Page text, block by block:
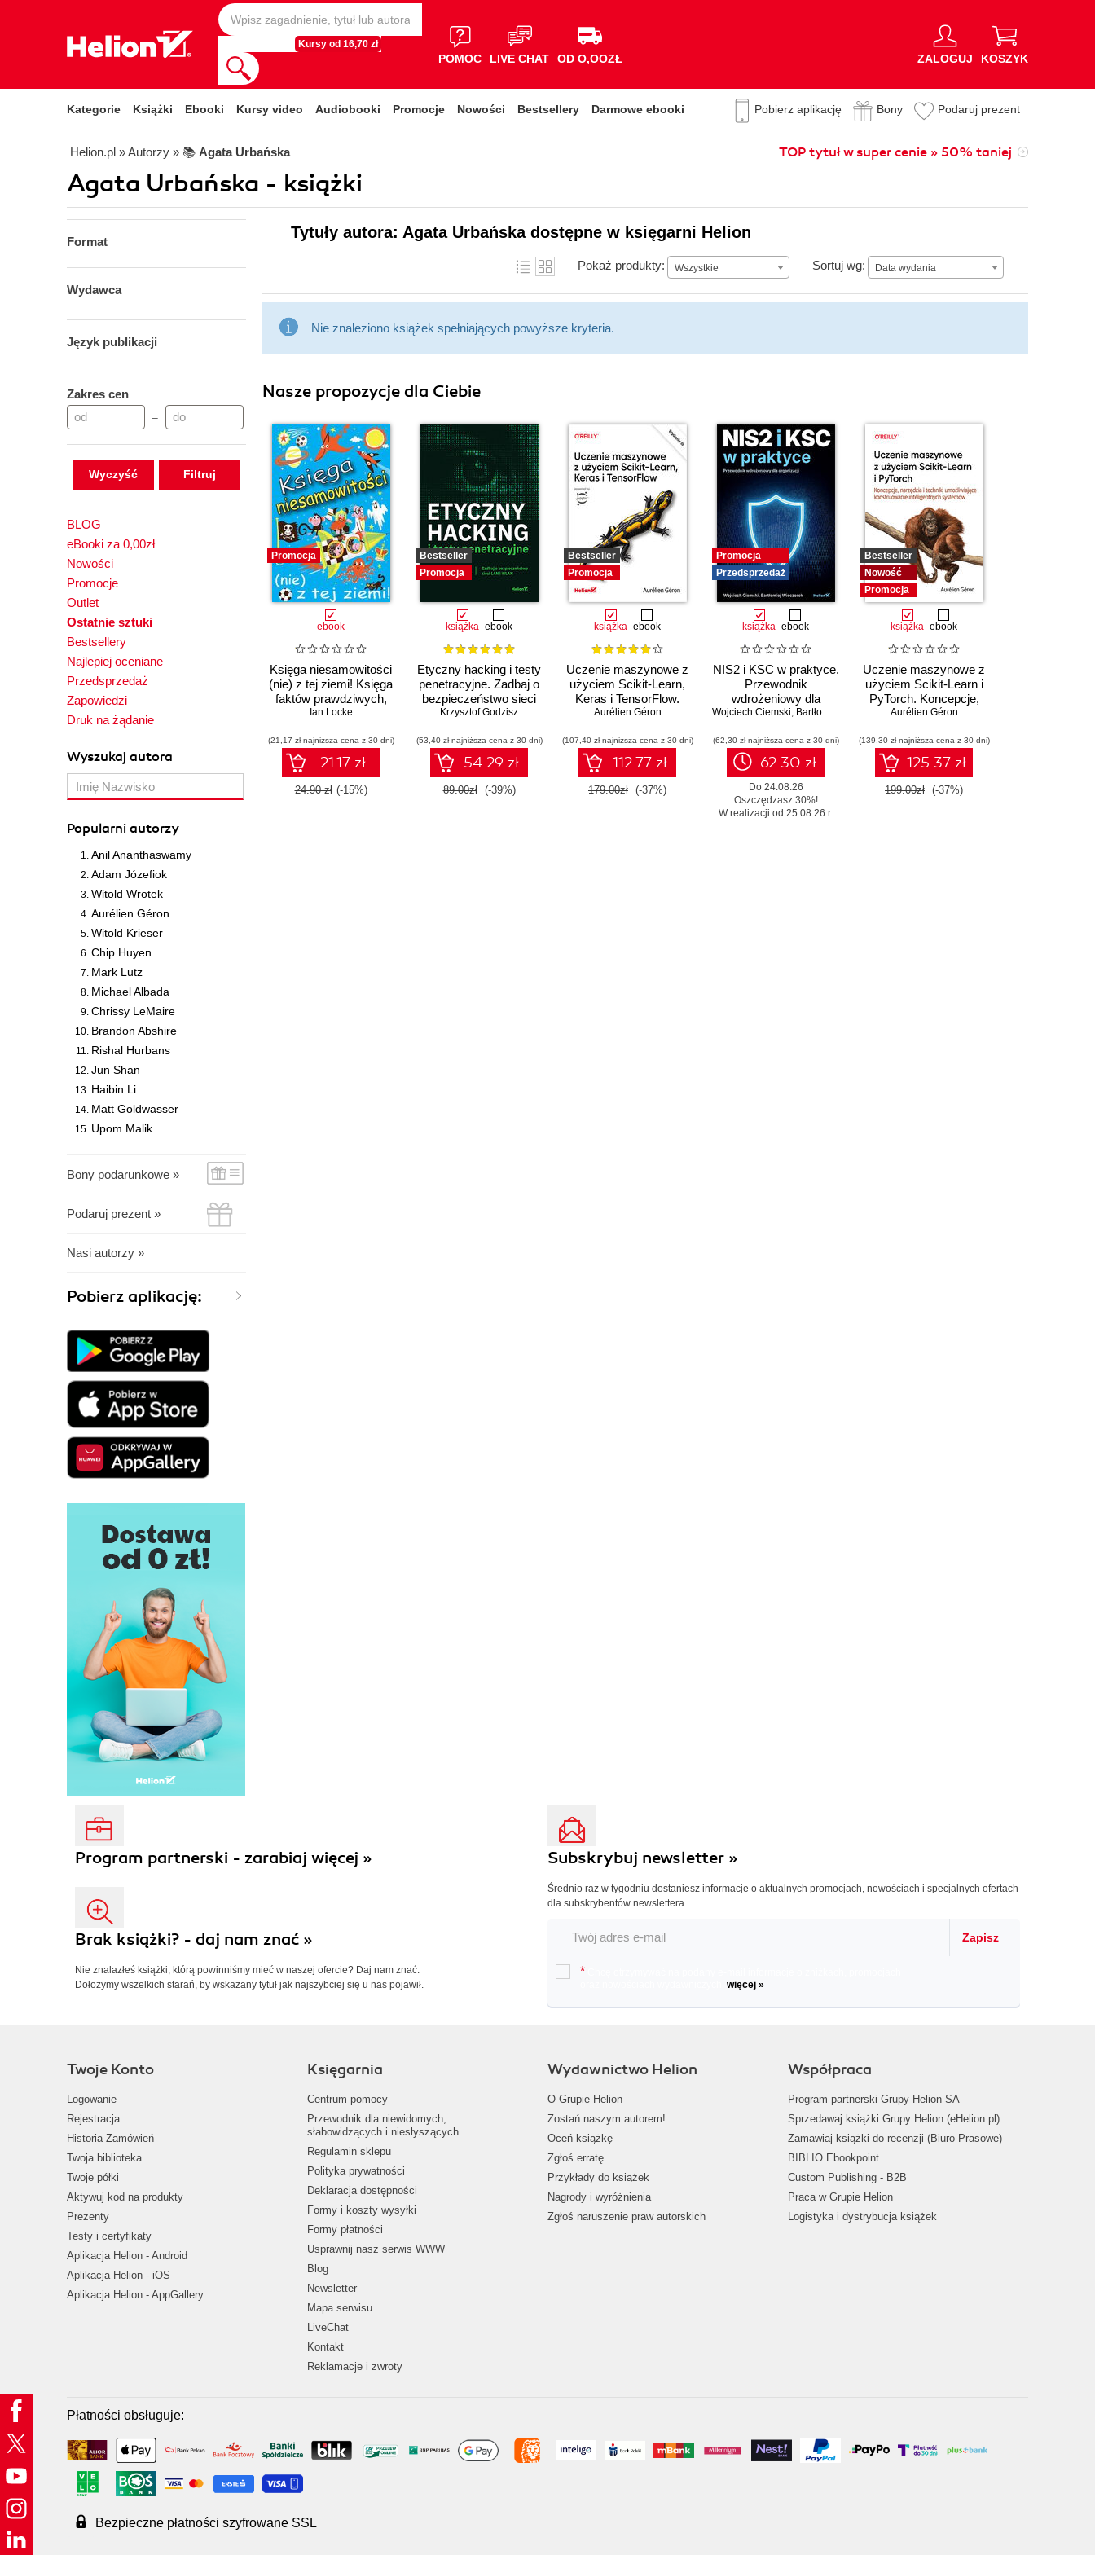
Kursy od 16,70 zł
POMOC LIVE CHAT OD O,OOZŁ ZALOGUJ KOSZYK
Kategorie Książki Ebooki Kursy video Audiobooki Promocje Nowości Bestsellery Darmowe ebooki Pobierz aplikację Bony Podaruj prezent
Helion.pl » Autorzy » 📚 Agata Urbańska TOP tytuł w super cenie » 50% taniej
Agata Urbańska - książki
Format
Wydawca
Język publikacji
Zakres cen
–
Wyczyść
BLOG
eBooki za 0,00zł
Nowości
Promocje
Outlet
Ostatnie sztuki
Bestsellery
Najlepiej oceniane
Przedsprzedaż
Zapowiedzi
Druk na żądanie
Wyszukaj autora
Popularni autorzy
Anil Ananthaswamy
Adam Józefiok
Witold Wrotek
Aurélien Géron
Witold Krieser
Chip Huyen
Mark Lutz
Michael Albada
Chrissy LeMaire
Brandon Abshire
Rishal Hurbans
Jun Shan
Haibin Li
Matt Goldwasser
Upom Malik
Bony podarunkowe »
Podaruj prezent »
Nasi autorzy »
Pobierz aplikację:
Tytuły autora: Agata Urbańska dostępne w księgarni Helion
Pokaż produkty: Wszystkie Sortuj wg: Data wydania
Data wydania
Nie znaleziono książek spełniających powyższe kryteria.
Nasze propozycje dla Ciebie
Promocja
ebook
Księga niesamowitości
(nie) z tej ziemi! Księga
faktów prawdziwych,
choć niezwykłych
Ian Locke
(21,17 zł najniższa cena z 30 dni)
21.17 zł
24.90 zł (-15%)
Bestseller
Promocja
książka ebook
Etyczny hacking i testy
penetracyjne. Zadbaj o
bezpieczeństwo sieci
LAN i WLAN
Krzysztof Godzisz
(53,40 zł najniższa cena z 30 dni)
54.29 zł
89.00zł (-39%)
Bestseller
Promocja
książka ebook
Uczenie maszynowe z
użyciem Scikit-Learn,
Keras i TensorFlow.
Wydanie III
Aurélien Géron
(107,40 zł najniższa cena z 30 dni)
112.77 zł
179.00zł (-37%)
Promocja
Przedsprzedaż
książka ebook
NIS2 i KSC w praktyce.
Przewodnik
wdrożeniowy dla
organizacji
Wojciech Ciemski, Bartłomiej Wieczorek
(62,30 zł najniższa cena z 30 dni)
62.30 zł
Do 24.08.26
Oszczędzasz 30%!
W realizacji od 25.08.26 r.
Bestseller
Nowość
Promocja
książka ebook
Uczenie maszynowe z
użyciem Scikit-Learn i
PyTorch. Koncepcje,
narzędzia i techniki
konstruowanie
inteligentnych
systemów
Aurélien Géron
(139,30 zł najniższa cena z 30 dni)
125.37 zł
199.00zł (-37%)
Program partnerski - zarabiaj więcej »
Brak książki? - daj nam znać »
Nie znalazłeś książki, którą powinniśmy mieć w naszej ofercie? Daj nam znać.
Dołożymy wszelkich starań, by wskazany tytuł jak najszybciej się u nas pojawił.
Subskrybuj newsletter »
Średnio raz w tygodniu dostaniesz informacje o aktualnych promocjach, nowościach i specjalnych ofertach
dla subskrybentów newslettera.
Zapisz
*
więcej »
Twoje Konto
Logowanie
Rejestracja
Historia Zamówień
Twoja biblioteka
Twoje półki
Aktywuj kod na produkty
Prezenty
Testy i certyfikaty
Aplikacja Helion - Android
Aplikacja Helion - iOS
Aplikacja Helion - AppGallery
Księgarnia
Centrum pomocy
Przewodnik dla niewidomych,
słabowidzących i niesłyszących
Regulamin sklepu
Polityka prywatności
Deklaracja dostępności
Formy i koszty wysyłki
Formy płatności
Usprawnij nasz serwis WWW
Blog
Newsletter
Mapa serwisu
LiveChat
Kontakt
Reklamacje i zwroty
Wydawnictwo Helion
O Grupie Helion
Zostań naszym autorem!
Oceń książkę
Zgłoś erratę
Przykłady do książek
Nagrody i wyróżnienia
Zgłoś naruszenie praw autorskich
Współpraca
Program partnerski Grupy Helion SA
Sprzedawaj książki Grupy Helion (eHelion.pl)
Zamawiaj książki do recenzji (Biuro Prasowe)
BIBLIO Ebookpoint
Custom Publishing - B2B
Praca w Grupie Helion
Logistyka i dystrybucja książek
Płatności obsługuje:
Bezpieczne płatności szyfrowane SSL